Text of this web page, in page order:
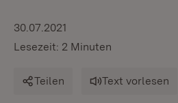
30.07.2021
Lesezeit: 2 Minuten
Teilen Text vorlesen